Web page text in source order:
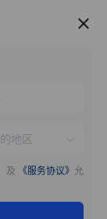
服务推荐
及 《服务协议》 允